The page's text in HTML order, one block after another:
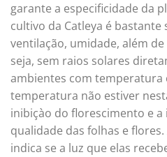
garante a especificidade da
cultivo da Catleya é bastante
ventilação, umidade, além
seja, sem raios solares
ambientes com temperatura
temperatura não estiver
inibiçào do florescimento e
qualidade das folhas e
indica se a luz que elas